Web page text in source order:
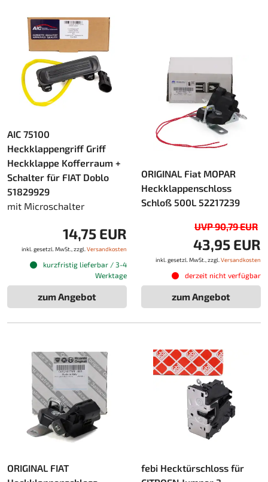
AIC 75100
Heckklappengriff Griff
Heckklappe Kofferraum +
Schalter für FIAT Doblo
51829929
mit Microschalter
14,75 EUR
inkl. gesetzl. MwSt., zzgl. Versandkosten
kurzfristig lieferbar / 3-4
Werktage
zum Angebot
ORIGINAL Fiat MOPAR
Heckklappenschloss
Schloß 500L 52217239
UVP 90,79 EUR
43,95 EUR
inkl. gesetzl. MwSt., zzgl. Versandkosten
derzeit nicht verfügbar
zum Angebot
ORIGINAL FIAT
febi Hecktürschloss für